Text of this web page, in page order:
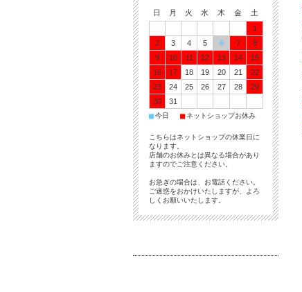
日 月 火 水 木 金
土
1
2
3 4 5 6 7
8
9
10 11 12 13 14
15
16
17 18 19 20 21
22
23
24 25 26 27 28
29
30
31
■今日 ■ネットショップお休み
こちらはネットショップの休業日に
なります。
店舗のお休みとは異なる場合があり
ますのでご注意ください。
お急ぎの場合は、お電話ください。
ご迷惑をおかけいたしますが、よろ
しくお願いいたします。